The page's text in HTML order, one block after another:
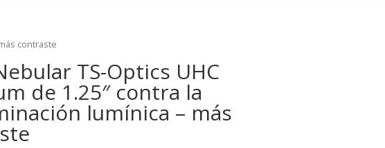
contraste
TS-Optics UHC
de 1.25″ contra la
lumínica – más